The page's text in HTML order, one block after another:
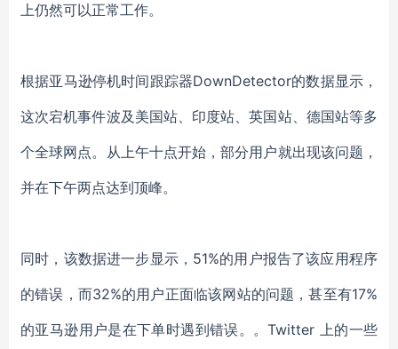
上仍然可以正常工作。
根据亚马逊停机时间跟踪器DownDetector的数据显示，
这次宕机事件波及美国站、印度站、英国站、德国站等多
个全球网点。从上午十点开始，部分用户就出现该问题，
并在下午两点达到顶峰。
同时，该数据进一步显示， 51%的用户报告了该应用程序
的错误，而32%的用户正面临该网站的问题，甚至有17%
的亚马逊用户是在下单时遇到错误。。Twitter 上的一些